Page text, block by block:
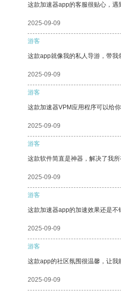
这款加速器app的客服很贴心，遇
2025-09-09
游客
这款app就像我的私人导游，带我
2025-09-09
游客
这款加速器VPM应用程序可以给
2025-09-09
游客
这款软件简直是神器，解决了我所
2025-09-09
游客
这款加速器app的加速效果还是不
2025-09-09
游客
这款app的社区氛围很温馨，让我
2025-09-09